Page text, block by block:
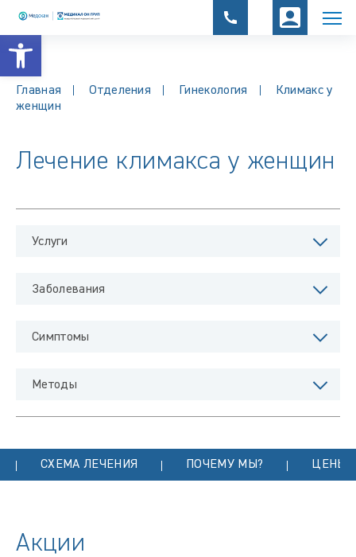
Открыть панель инструментов
Главная Отделения Гинекология
Климакс у
женщин
Лечение климакса у женщин
Услуги
Заболевания
Симптомы
Методы
СХЕМА ЛЕЧЕНИЯ ПОЧЕМУ МЫ? ЦЕНЫ
Акции